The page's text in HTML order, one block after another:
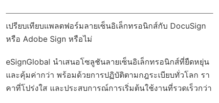
เปรียบเทียบแพลตฟอร์มลายเซ็นอิเล็กทรอนิกส์กับ DocuSign
หรือ Adobe Sign หรือไม่
eSignGlobal นำเสนอโซลูชันลายเซ็นอิเล็กทรอนิกส์ที่ยืดหยุ่น
และคุ้มค่ากว่า พร้อมด้วยการปฏิบัติตามกฎระเบียบทั่วโลก รา
คาที่โปร่งใส และประสบการณ์การเริ่มต้นใช้งานที่รวดเร็วกว่า